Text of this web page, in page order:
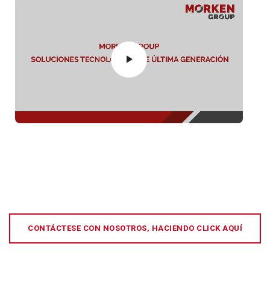
CONTÁCTESE CON NOSOTROS, HACIENDO CLICK AQUÍ